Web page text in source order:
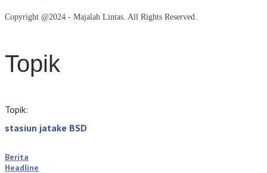
Copyright @2024 - Majalah Lintas. All Rights Reserved.
Topik
Topik:
stasiun jatake BSD
Berita
Headline